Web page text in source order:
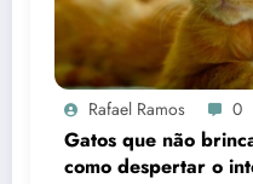
Rafael Ramos 0
Gatos que não
como despertar o